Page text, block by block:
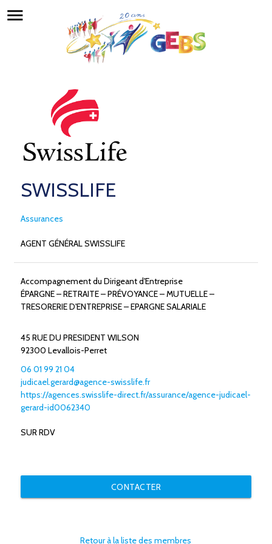
menu
SWISSLIFE
Assurances
AGENT GÉNÉRAL SWISSLIFE
Accompagnement du Dirigeant d'Entreprise
ÉPARGNE – RETRAITE – PRÉVOYANCE – MUTUELLE –
TRESORERIE D'ENTREPRISE – EPARGNE SALARIALE
45 RUE DU PRESIDENT WILSON
92300 Levallois-Perret
06 01 99 21 04
judicael.gerard@agence-swisslife.fr
https://agences.swisslife-direct.fr/assurance/agence-judicael-
gerard-id0062340
SUR RDV
CONTACTER
Retour à la liste des membres